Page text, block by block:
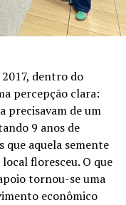
pacotes
pela
e preços
dentro do
percepção clara:
precisavam de um
9 anos de
que aquela semente
floresceu. O que
tornou-se uma
econômico